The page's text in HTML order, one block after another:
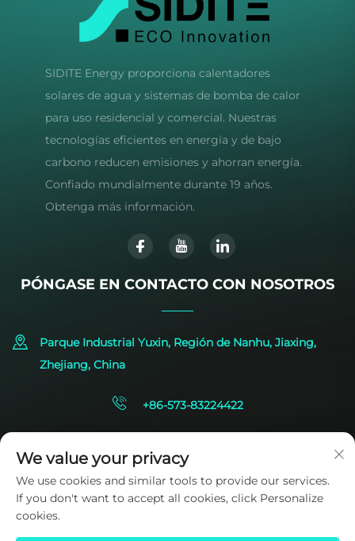
SIDITE Energy proporciona calentadores
solares de agua y sistemas de bomba de calor
para uso residencial y comercial. Nuestras
tecnologías eficientes en energía y de bajo
carbono reducen emisiones y ahorran energía.
Confiado mundialmente durante 19 años.
Obtenga más información.
PÓNGASE EN CONTACTO CON NOSOTROS
Parque Industrial Yuxin, Región de Nanhu, Jiaxing,
Zhejiang, China
+86-573-83224422
We value your privacy
We use cookies and similar tools to provide our services.
If you don't want to accept all cookies, click Personalize
cookies.